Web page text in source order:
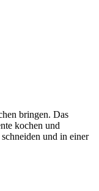
bringen. Das
kochen und
und in einer